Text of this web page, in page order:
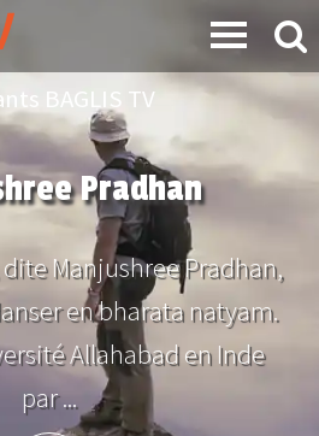
BAGLIS TV
Pradhan
Manjushree Pradhan,
en bharata natyam.
Allahabad en Inde
par ...